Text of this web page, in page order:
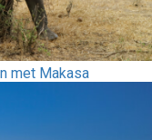
met Makasa